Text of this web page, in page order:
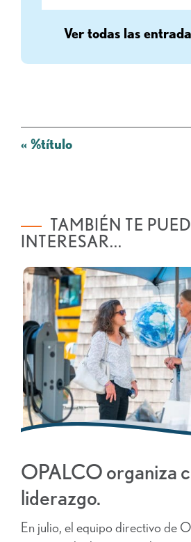
Ver todas las
Mensaje
« %título
TAMBIÉN TE
INTERESAR...
OPALCO organiza
liderazgo.
En julio, el equipo directivo de